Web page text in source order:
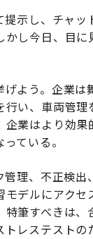
示し、チャ
し今日、目
よう。企業
い、車両管
業はより効
ている。
理、不正検
デルにアク
筆すべきは
レステストの